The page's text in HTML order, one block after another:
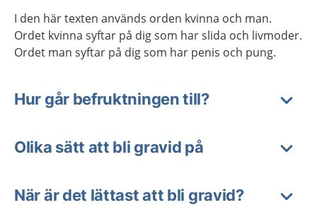
I den här texten används orden kvinna och man.
Ordet kvinna syftar på dig som har slida och livmoder.
Ordet man syftar på dig som har penis och pung.
Hur går befruktningen till?
Olika sätt att bli gravid på
När är det lättast att bli gravid?